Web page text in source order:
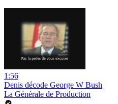
1:56
Denis décode George W Bush
La Générale de Production